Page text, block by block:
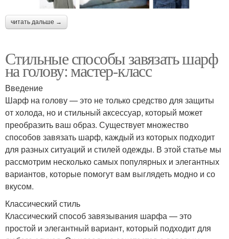
читать дальше →
Стильные способы завязать шарф
на голову: мастер-класс
Введение
Шарф на голову — это не только средство для защиты
от холода, но и стильный аксессуар, который может
преобразить ваш образ. Существует множество
способов завязать шарф, каждый из которых подходит
для разных ситуаций и стилей одежды. В этой статье мы
рассмотрим несколько самых популярных и элегантных
вариантов, которые помогут вам выглядеть модно и со
вкусом.
Классический стиль
Классический способ завязывания шарфа — это
простой и элегантный вариант, который подходит для